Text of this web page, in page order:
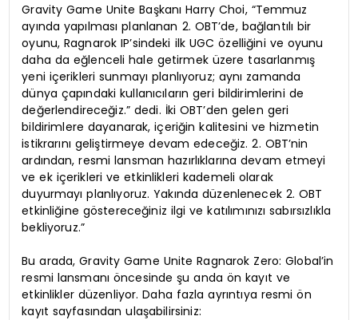
Gravity Game Unite Başkanı Harry Choi, “Temmuz
ayında yapılması planlanan 2. OBT’de, bağlantılı bir
oyunu, Ragnarok IP’sindeki ilk UGC özelliğini ve oyunu
daha da eğlenceli hale getirmek üzere tasarlanmış
yeni içerikleri sunmayı planlıyoruz; aynı zamanda
dünya çapındaki kullanıcıların geri bildirimlerini de
değerlendireceğiz.” dedi. İki OBT’den gelen geri
bildirimlere dayanarak, içeriğin kalitesini ve hizmetin
istikrarını geliştirmeye devam edeceğiz. 2. OBT’nin
ardından, resmi lansman hazırlıklarına devam etmeyi
ve ek içerikleri ve etkinlikleri kademeli olarak
duyurmayı planlıyoruz. Yakında düzenlenecek 2. OBT
etkinliğine göstereceğiniz ilgi ve katılımınızı sabırsızlıkla
bekliyoruz.”
Bu arada, Gravity Game Unite Ragnarok Zero: Global’in
resmi lansmanı öncesinde şu anda ön kayıt ve
etkinlikler düzenliyor. Daha fazla ayrıntıya resmi ön
kayıt sayfasından ulaşabilirsiniz: